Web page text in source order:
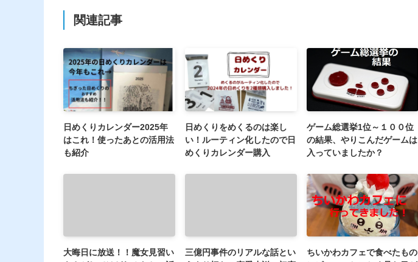
関連記事
日めくりカレンダー2025年
はこれ！使ったあとの活用法
も紹介
日めくりをめくるのは楽し
い！ルーティン化したので日
めくりカレンダー購入
ゲーム総選挙1位～１００位
の結果、やりこんだゲームは
入っていましたか？
大晦日に放送！！魔女見習い
三億円事件のリアルな話とい
ちいかわカフェで食べたもの